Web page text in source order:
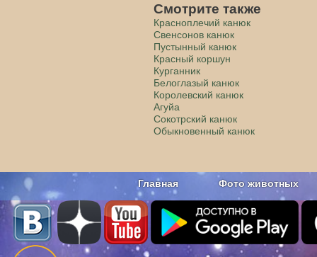
Смотрите также
Красноплечий канюк
Свенсонов канюк
Пустынный канюк
Красный коршун
Курганник
Белоглазый канюк
Королевский канюк
Агуйа
Сокотрский канюк
Обыкновенный канюк
Главная Фото животных
Наши приложения. Бесплатно и